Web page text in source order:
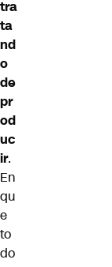
tra
ta
nd
o
de
pr
od
uc
ir.
En
qu
e
to
do